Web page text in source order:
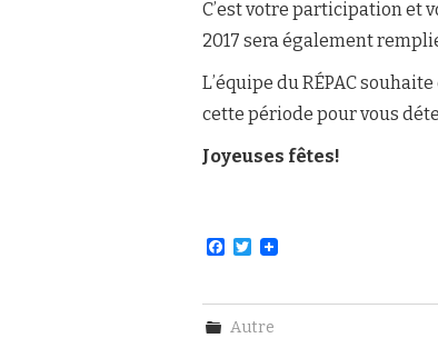
C’est votre participation et
2017 sera également
L’équipe du RÉPAC
cette période pour vous
Joyeuses fêtes!
F
e
b
o
T
t
t
e
Autre